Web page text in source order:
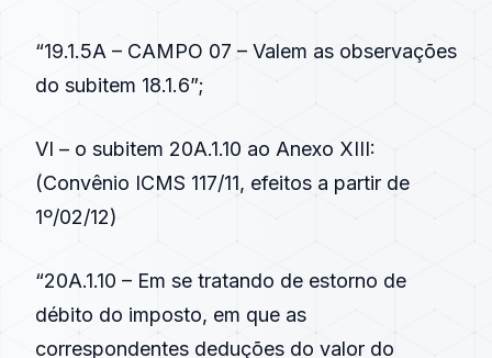
“19.1.5A – CAMPO 07 – Valem as observações
do subitem 18.1.6”;
VI – o subitem 20A.1.10 ao Anexo XIII:
(Convênio ICMS 117/11, efeitos a partir de
1º/02/12)
“20A.1.10 – Em se tratando de estorno de
débito do imposto, em que as
correspondentes deduções do valor do